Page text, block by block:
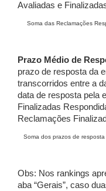
Avaliadas e
Soma das Reclamações
Prazo Médio de
prazo de resposta da
transcorridos entre a
data de resposta pela
Finalizadas
Reclamações
Soma dos prazos de
Obs: Nos rankings
aba “Gerais”, caso